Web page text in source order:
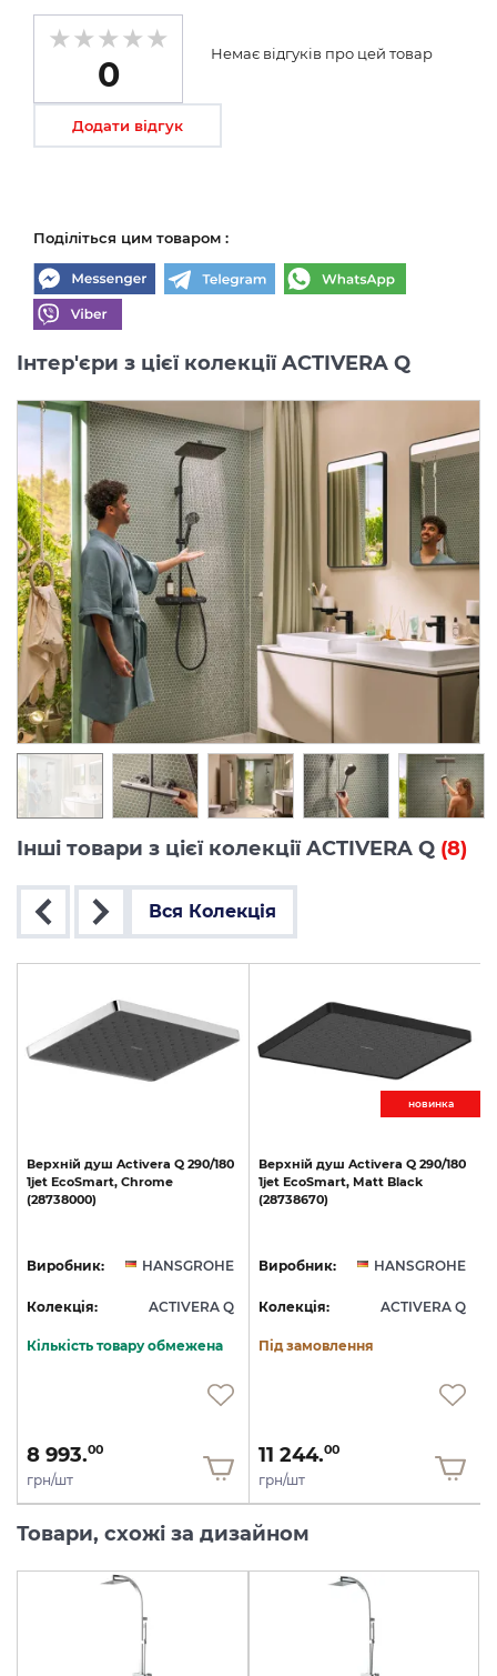
0
Немає відгуків про цей товар
Додати відгук
Поділіться цим товаром :
Інтер'єри з цієї колекції ACTIVERA Q
Інші товари з цієї колекції ACTIVERA Q (8)
Вся Колекція
Верхній душ Activera Q 290/180
1jet EcoSmart, Chrome
(28738000)
Виробник: HANSGROHE
Колекція: ACTIVERA Q
Кількість товару обмежена
8 993.00
грн/шт
новинкa
Верхній душ Activera Q 290/180
1jet EcoSmart, Matt Black
(28738670)
Виробник: HANSGROHE
Колекція: ACTIVERA Q
Під замовлення
11 244.00
грн/шт
Товари, схожі за дизайном